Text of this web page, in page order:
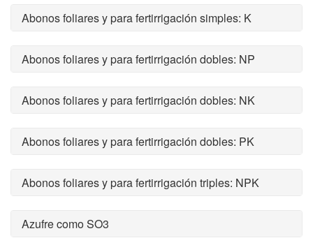
Abonos foliares y para fertirrigación simples: K
Abonos foliares y para fertirrigación dobles: NP
Abonos foliares y para fertirrigación dobles: NK
Abonos foliares y para fertirrigación dobles: PK
Abonos foliares y para fertirrigación triples: NPK
Azufre como SO3